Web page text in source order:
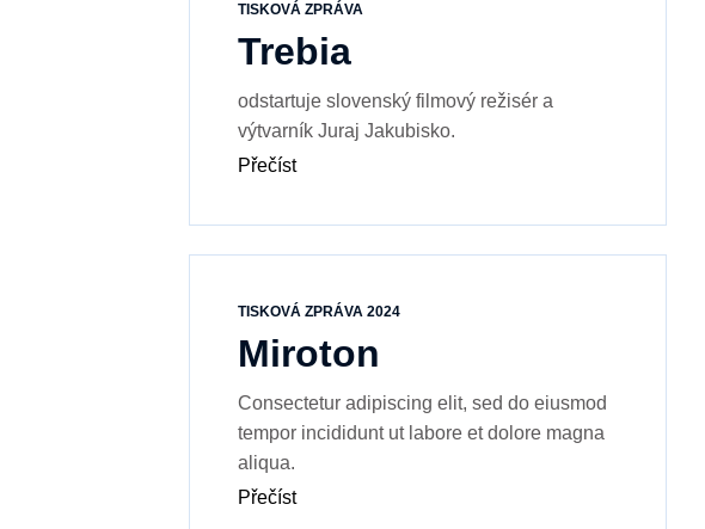
TISKOVÁ ZPRÁVA
Trebia
odstartuje slovenský filmový režisér a
výtvarník Juraj Jakubisko.
Přečíst
TISKOVÁ ZPRÁVA 2024
Miroton
Consectetur adipiscing elit, sed do eiusmod
tempor incididunt ut labore et dolore magna
aliqua.
Přečíst